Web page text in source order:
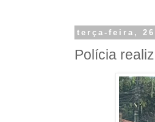
terça-feira,
Polícia